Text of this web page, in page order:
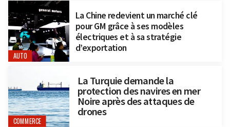
AUTO
La Chine redevient un marché clé
pour GM grâce à ses modèles
électriques et à sa stratégie
d’exportation
COMMERCE
La Turquie demande la
protection des navires en mer
Noire après des attaques de
drones